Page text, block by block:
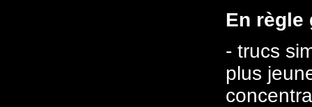
En règle
- trucs
plus